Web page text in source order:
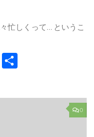
忙しくって… というこ
Evernote
0